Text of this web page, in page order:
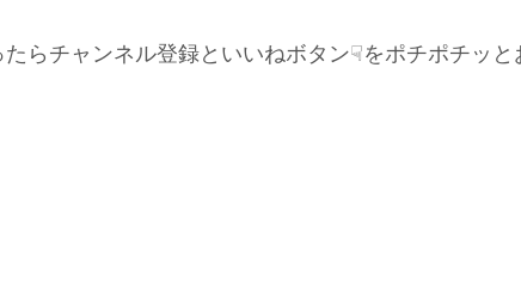
らチャンネル登録といいねボタン☟をポチポチッと